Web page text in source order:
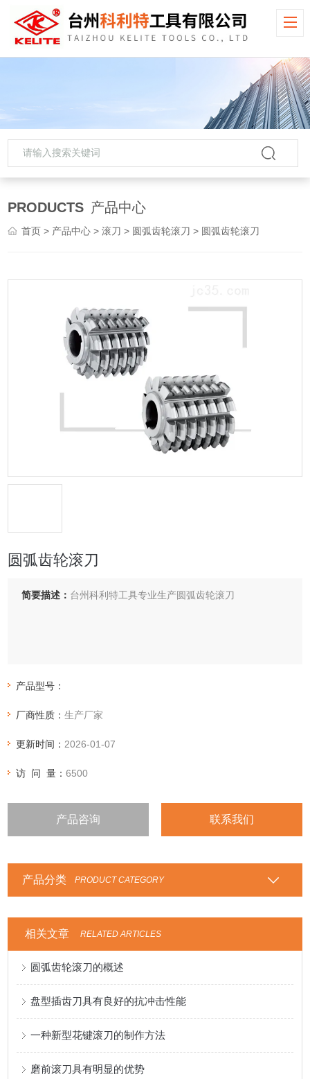
PRODUCTS 产品中心
首页 > 产品中心 >滚刀 > 圆弧齿轮滚刀 > 圆弧齿轮滚刀
圆弧齿轮滚刀
简要描述： 台州科利特工具专业生产圆弧齿轮滚刀
产品型号：
厂商性质：生产厂家
更新时间： 2026-01-07
访 问 量：6500
产品咨询 联系我们
产品分类 PRODUCT CATEGORY
相关文章 RELATED ARTICLES
圆弧齿轮滚刀的概述
盘型插齿刀具有良好的抗冲击性能
一种新型花键滚刀的制作方法
磨前滚刀具有明显的优势